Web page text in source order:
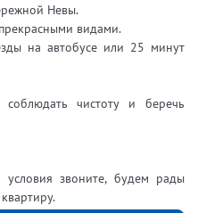
Невы.
видами.
на автобусе или 25 минут
чистоту и беречь
звоните, будем рады